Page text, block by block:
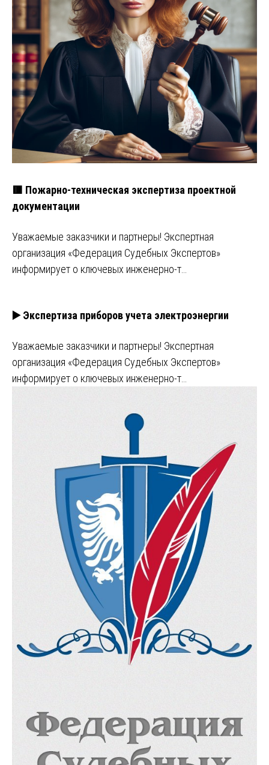
🟥 Пожарно-техническая экспертиза проектной
документации
Уважаемые заказчики и партнеры! Экспертная
организация «Федерация Судебных Экспертов»
информирует о ключевых инженерно-т…
▶️ Экспертиза приборов учета электроэнергии
Уважаемые заказчики и партнеры! Экспертная
организация «Федерация Судебных Экспертов»
информирует о ключевых инженерно-т…